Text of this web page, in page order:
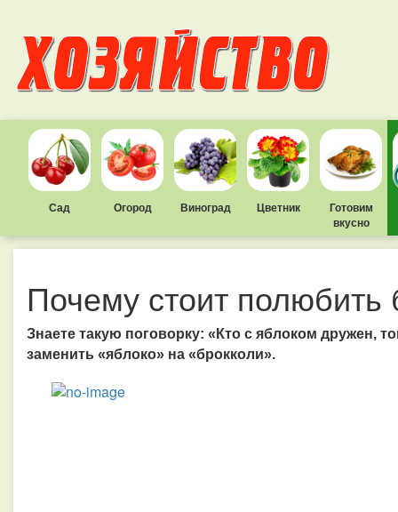
Сад Огород Виноград Цветник
Готовим
вкусно
Почему стоит полюбить
Знаете такую поговорку: «Кто с яблоком дружен,
заменить «яблоко» на «брокколи».